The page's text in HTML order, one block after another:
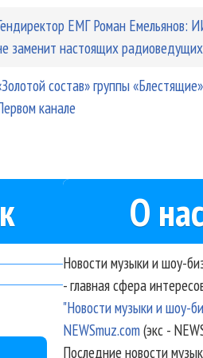
ЕМГ Роман Емельянов:
заменит настоящих
состав» группы
канале
О нас
Новости музыки и шоу-
- главная сфера
"Новости музыки и шоу-
NEWSmuz.com(экс -
Последние новости